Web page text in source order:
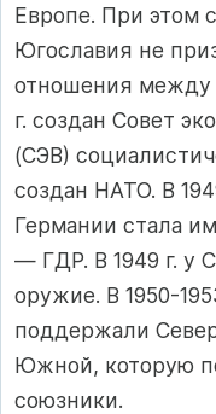
Европе. При этом
Югославия не
отношения между
г. создан Совет
(СЭВ)
создан НАТО. В
Германии стала
— ГДР. В 1949 г. у
оружие. В 1950-
поддержали
Южной, которую
союзники.